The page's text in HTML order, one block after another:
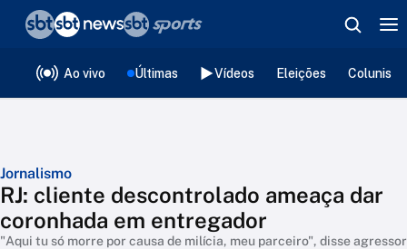
Ao vivo Últimas Vídeos Eleições
Jornalismo
RJ: cliente descontrolado ameaça dar
coronhada em entregador
"Aqui tu só morre por causa de milícia, meu parceiro", disse agressor
❮voltar
Editorias